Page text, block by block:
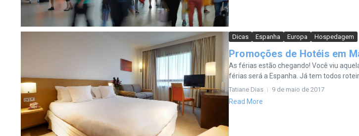
Dicas Espanha Europa Hospedagem
Promoções de Hotéis em
As férias estão chegando! Você viu
férias será a Espanha. Já tem todos
Tatiane Dias 9 de maio de 2017
Read More